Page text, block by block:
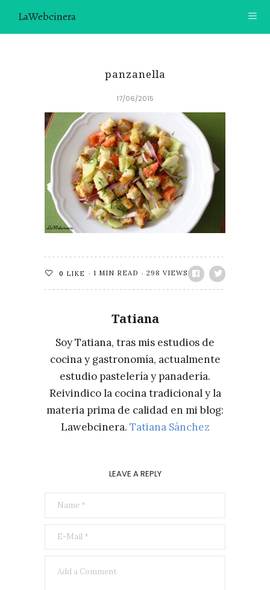
LaWebcinera
CONTACTO
SOBRE MÍ
¿TE GUSTARÍA UNIRTE A NUESTRA AVENTURA GASTRON
ÓMICA?
ÚNETE A LA NEWSLETTER
RECOMENDACIONES
panzanella
17/06/2015
0 LIKE 1 MIN READ 298 VIEWS
Tatiana
Soy Tatiana, tras mis estudios de
cocina y gastronomía, actualmente
estudio pastelería y panadería.
Reivindico la cocina tradicional y la
materia prima de calidad en mi blog:
Lawebcinera. Tatiana Sánchez
LEAVE A REPLY